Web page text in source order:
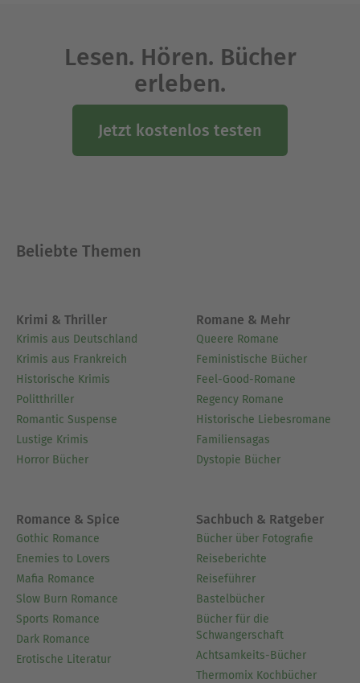
Lesen. Hören. Bücher
erleben.
Jetzt kostenlos testen
Beliebte Themen
Krimi & Thriller
Krimis aus Deutschland
Krimis aus Frankreich
Historische Krimis
Politthriller
Romantic Suspense
Lustige Krimis
Horror Bücher
Romane & Mehr
Queere Romane
Feministische Bücher
Feel-Good-Romane
Regency Romane
Historische Liebesromane
Familiensagas
Dystopie Bücher
Romance & Spice
Gothic Romance
Enemies to Lovers
Mafia Romance
Slow Burn Romance
Sports Romance
Dark Romance
Erotische Literatur
Sachbuch & Ratgeber
Bücher über Fotografie
Reiseberichte
Reiseführer
Bastelbücher
Bücher für die
Schwangerschaft
Achtsamkeits-Bücher
Thermomix Kochbücher